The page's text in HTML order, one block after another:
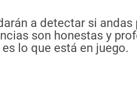
a detectar si
son honestas y
lo que está en juego.